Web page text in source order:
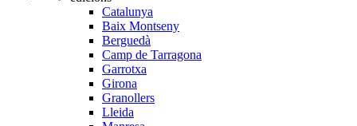
Catalunya
Baix Montseny
Berguedà
Camp de Tarragona
Garrotxa
Girona
Granollers
Lleida